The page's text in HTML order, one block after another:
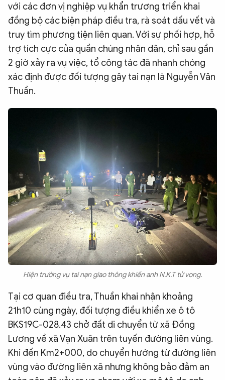
với các đơn vị nghiệp vụ khẩn trương triển khai
đồng bộ các biện pháp điều tra, rà soát dấu vết và
truy tìm phương tiện liên quan. Với sự phối hợp, hỗ
trợ tích cực của quần chúng nhân dân, chỉ sau gần
2 giờ xảy ra vụ việc, tổ công tác đã nhanh chóng
xác định được đối tượng gây tai nạn là Nguyễn Văn
Thuần.
Hiện trường vụ tai nạn giao thông khiến anh N.K.T tử vong.
Tại cơ quan điều tra, Thuần khai nhận khoảng
21h10 cùng ngày, đối tượng điều khiển xe ô tô
BKS19C-028.43 chở đất di chuyển từ xã Đồng
Lương về xã Vạn Xuân trên tuyến đường liên vùng.
Khi đến Km2+000, do chuyển hướng từ đường liên
vùng vào đường liên xã nhưng không bảo đảm an